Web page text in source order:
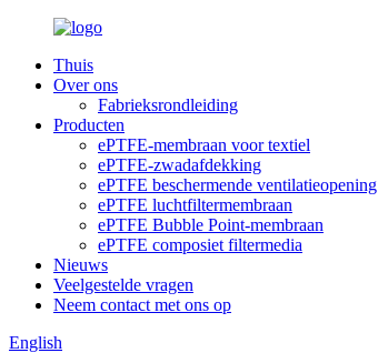
Thuis
Over ons
Fabrieksrondleiding
Producten
ePTFE-membraan voor textiel
ePTFE-zwadafdekking
ePTFE beschermende ventilatieopening
ePTFE luchtfiltermembraan
ePTFE Bubble Point-membraan
ePTFE composiet filtermedia
Nieuws
Veelgestelde vragen
Neem contact met ons op
English